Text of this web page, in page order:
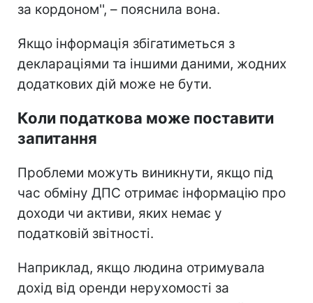
за кордоном'', – пояснила вона.
Якщо інформація збігатиметься з
деклараціями та іншими даними, жодних
додаткових дій може не бути.
Коли податкова може поставити
запитання
Проблеми можуть виникнути, якщо під
час обміну ДПС отримає інформацію про
доходи чи активи, яких немає у
податковій звітності.
Наприклад, якщо людина отримувала
дохід від оренди нерухомості за